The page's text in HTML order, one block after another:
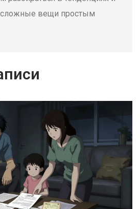
сложные вещи простым